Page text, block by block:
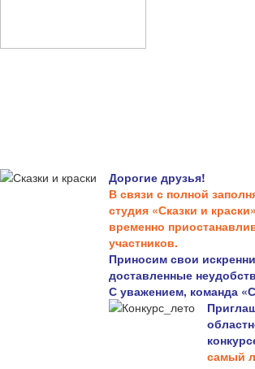
Дорогие друзья!
В связи с полной
студия «Сказки и краски»
временно
участников.
Приносим свои
доставленные
С уважением, команда
самый